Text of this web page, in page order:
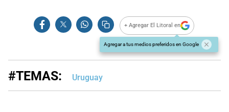
+ Agregar El Litoral en
Agregar a tus medios preferidos en Google
#TEMAS: Uruguay